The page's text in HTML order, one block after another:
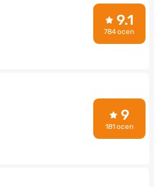
9.1
784 ocen
9
181 ocen